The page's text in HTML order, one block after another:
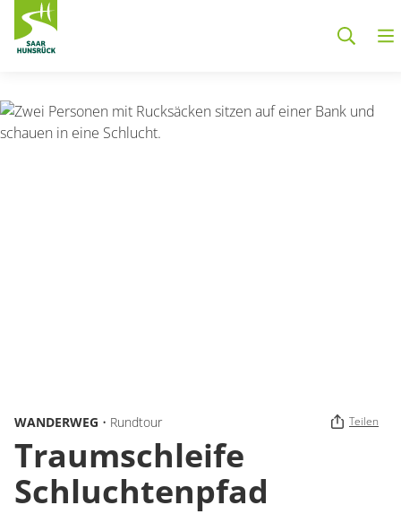
WANDERWEG • Rundtour Teilen
Traumschleife
Schluchtenpfad